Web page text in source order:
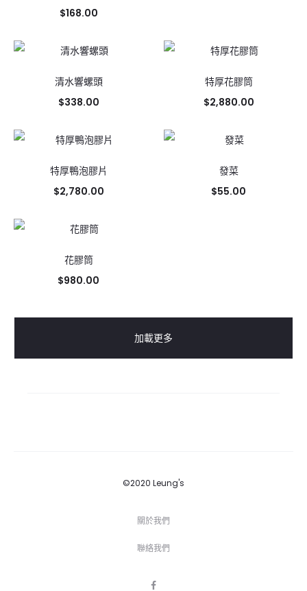
$168.00
清水響螺頭
$338.00
特厚花膠筒
$2,880.00
特厚鴨泡膠片
$2,780.00
發菜
$55.00
花膠筒
$980.00
加載更多
©2020 Leung's
關於我們
聯絡我們